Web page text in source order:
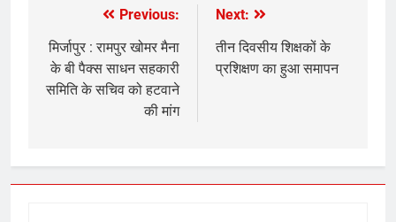
navigation
Previous:
मिर्जापुर : रामपुर खोमर मैना
के बी पैक्स साधन सहकारी
समिति के सचिव को हटवाने
की मांग
Next:
तीन दिवसीय शिक्षकों के
प्रशिक्षण का हुआ समापन